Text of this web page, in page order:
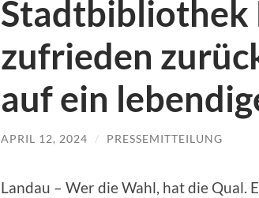
Stadtbibliothek
zufrieden
auf ein
APRIL 12, 2024 / PRESSEMITTEILUNG
Landau – Wer die Wahl, hat die Qual.